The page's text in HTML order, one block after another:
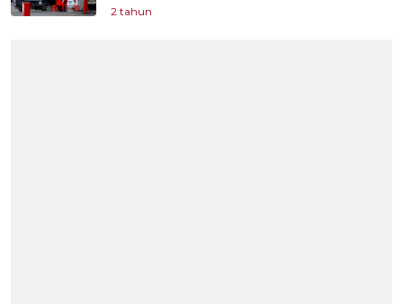
2 tahun